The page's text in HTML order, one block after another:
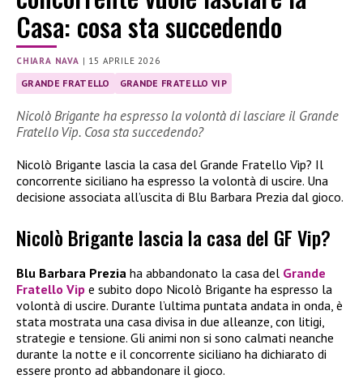
Casa: cosa sta succedendo
CHIARA NAVA | 15 APRILE 2026
GRANDE FRATELLO GRANDE FRATELLO VIP
Nicolò Brigante ha espresso la volontà di lasciare il Grande
Fratello Vip. Cosa sta succedendo?
Nicolò Brigante lascia la casa del Grande Fratello Vip? Il
concorrente siciliano ha espresso la volontà di uscire. Una
decisione associata all’uscita di Blu Barbara Prezia dal gioco.
Nicolò Brigante lascia la casa del GF Vip?
Blu Barbara Prezia ha abbandonato la casa del Grande
Fratello Vip e subito dopo Nicolò Brigante ha espresso la
volontà di uscire. Durante l’ultima puntata andata in onda, è
stata mostrata una casa divisa in due alleanze, con litigi,
strategie e tensione. Gli animi non si sono calmati neanche
durante la notte e il concorrente siciliano ha dichiarato di
essere pronto ad abbandonare il gioco.